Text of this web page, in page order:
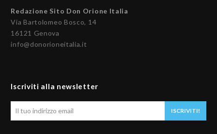
Redazione Sito Don Orione Italia
Via Bartolomeo Bosco, 14
16121 Genova
info@donorioneitalia.it
Iscriviti alla newsletter
ISCRIVITI!